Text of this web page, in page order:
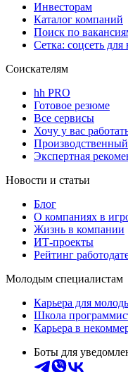
Инвесторам
Каталог компаний
Поиск по
Сетка: соцсеть для
Соискателям
hh PRO
Готовое резюме
Все сервисы
Хочу у вас
Экспертная
Новости и статьи
Блог
О компаниях в
Жизнь в компании
ИТ-проекты
Рейтинг
Молодым специалистам
Карьера для
Школа
Карьера в
Боты для